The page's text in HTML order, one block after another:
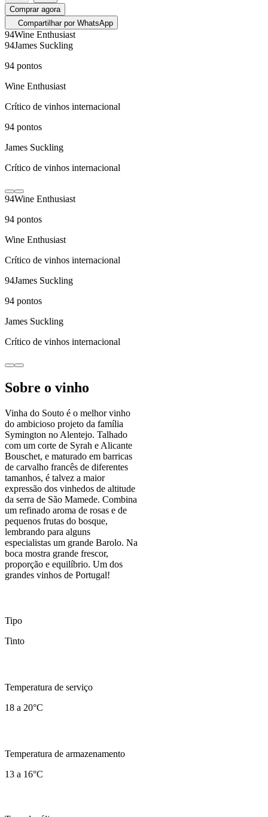
Comprar agora
Compartilhar por WhatsApp
94Wine Enthusiast
94James Suckling
94 pontos
Wine Enthusiast
Crítico de vinhos internacional
94 pontos
James Suckling
Crítico de vinhos internacional
94Wine Enthusiast
94 pontos
Wine Enthusiast
Crítico de vinhos internacional
94James Suckling
94 pontos
James Suckling
Crítico de vinhos internacional
Sobre o vinho
Vinha do Souto é o melhor vinho
do ambicioso projeto da família
Symington no Alentejo. Talhado
com um corte de Syrah e Alicante
Bouschet, e maturado em barricas
de carvalho francês de diferentes
tamanhos, é talvez a maior
expressão dos vinhedos de altitude
da serra de São Mamede. Combina
um refinado aroma de rosas e de
pequenos frutas do bosque,
lembrando para alguns
especialistas um grande Barolo. Na
boca mostra grande frescor,
proporção e equilíbrio. Um dos
grandes vinhos de Portugal!
Tipo
Tinto
Temperatura de serviço
18 a 20°C
Temperatura de armazenamento
13 a 16°C